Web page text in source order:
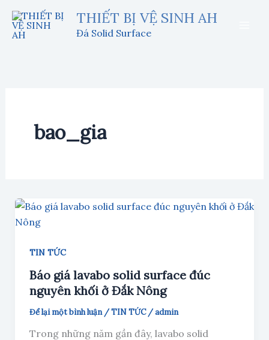
nội
THIẾT BỊ VỆ SINH AH
Đá Solid Surface
bao_gia
TIN TỨC
Báo giá lavabo solid surface đúc
nguyên khối ở Đắk Nông
Để lại một bình luận /TIN TỨC/admin
Trong những năm gần đây, lavabo solid